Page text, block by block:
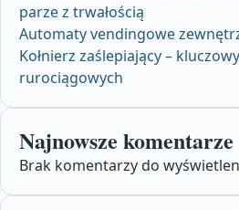
parze z trwałością
Automaty vendingowe
Kołnierz zaślepiający –
rurociągowych
Najnowsze komentarze
Brak komentarzy do